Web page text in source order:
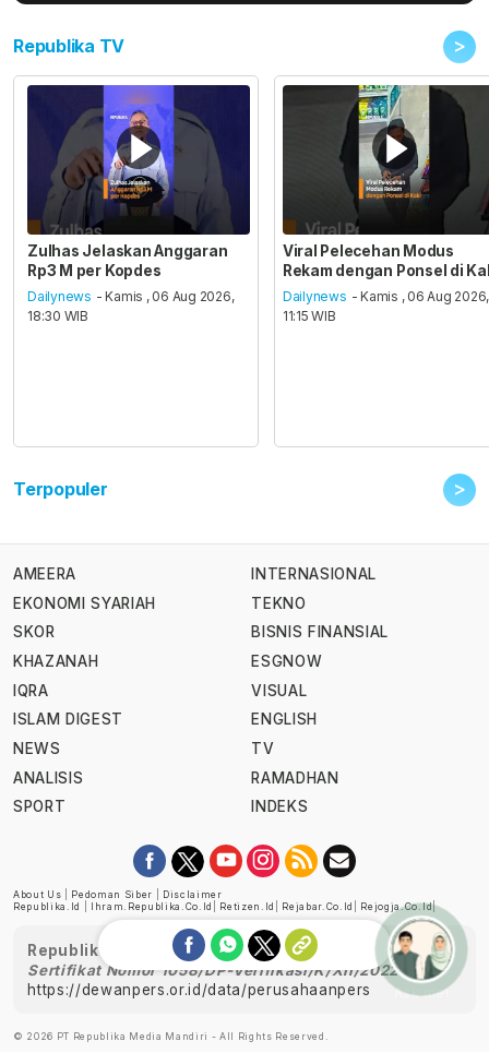
Republika TV >
Zulhas Jelaskan Anggaran
Rp3 M per Kopdes
Dailynews - Kamis , 06 Aug 2026,
18:30 WIB
Viral Pelecehan Modus
Rekam dengan Ponsel di
Dailynews - Kamis , 06 Aug 2026,
11:15 WIB
Terpopuler >
AMEERA
EKONOMI SYARIAH
SKOR
KHAZANAH
IQRA
ISLAM DIGEST
NEWS
ANALISIS
SPORT
INTERNASIONAL
TEKNO
BISNIS FINANSIAL
ESGNOW
VISUAL
ENGLISH
TV
RAMADHAN
INDEKS
About Us Pedoman Siber
Disclaimer
Republika.id
Ihram.republika.co.id Retizen.id Rejabar.co.id Rejogja.co.id|
Republika telah diverifikasi oleh Dewan Pers
Sertifikat Nomor 1058/DP-Verifikasi/K/XII/2022
https://dewanpers.or.id/data/perusahaanpers
© 2026 PT Republika Media Mandiri - All Rights Reserved.
Ask me!